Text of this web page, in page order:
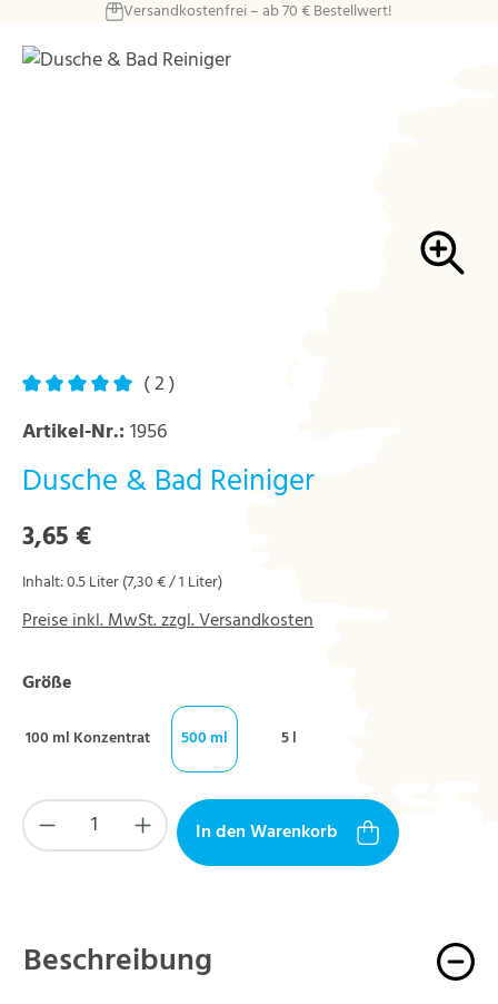
Zum Hauptinhalt springenVersandkostenfrei – ab 70 € Bestellwert!
Bildergalerie überspringen
( 2 )
Artikel-Nr.: 1956
Dusche & Bad Reiniger
Regulärer Preis:
3,65 €
Inhalt:0.5 Liter(7,30 € / 1 Liter)
Preise inkl. MwSt. zzgl. Versandkosten
Größe
100 ml Konzentrat 500 ml 5 l
Produkt Anzahl: Gib den gewünschten Wert
In den Warenkorb
Beschreibung